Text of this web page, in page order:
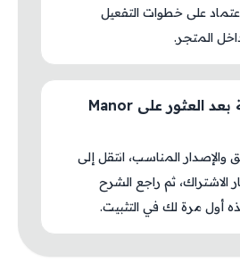
على خطوات التفعيل
المتجر.
ما الخطوة التالية بعد العثور على Manor
والإصدار المناسب، انتقل إلى
الاشتراك، ثم راجع الشرح
أول مرة لك في التثبيت.